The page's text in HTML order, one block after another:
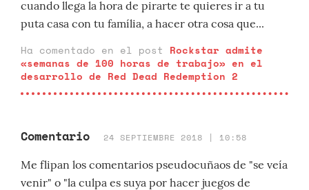
cuando llega la hora de pirarte te quieres ir a tu
puta casa con tu família, a hacer otra cosa que...
Ha comentado en el post Rockstar admite
«semanas de 100 horas de trabajo» en el
desarrollo de Red Dead Redemption 2
Comentario 24 SEPTIEMBRE 2018 | 10:58
Me flipan los comentarios pseudocuñaos de "se veía
venir" o "la culpa es suya por hacer juegos de